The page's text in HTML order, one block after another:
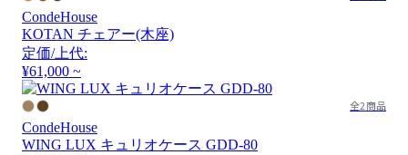
CondeHouse
KOTAN チェアー(木座)
定価/上代:
¥61,000 ~
全2商品
CondeHouse
WING LUX キュリオケース GDD-80